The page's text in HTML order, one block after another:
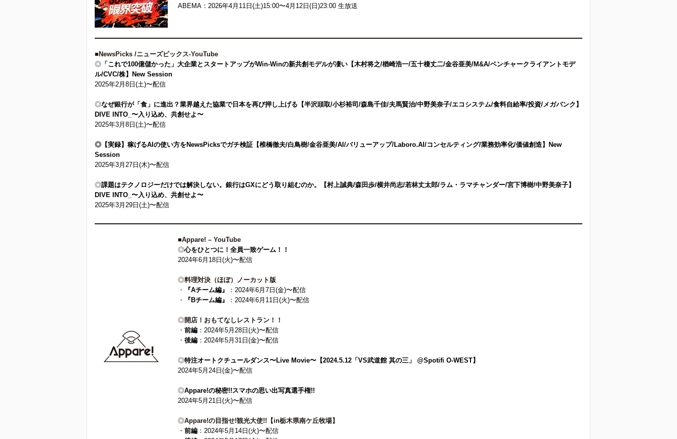
ABEMA：2026年4月11日(土)15:00〜4月12日(日)23:00 生放送
■ NewsPicks /ニューズピックス-YouTube
◎ 「これで100億儲かった」大企業とスタートアップがWin-Winの新共創モデルが凄い【木村将之/楢崎浩一/五十棲丈二/金谷亜美/M&A/ベンチャークライアントモデ
ル/CVC/株】New Session
2025年2月8日(土)〜配信
◎なぜ銀行が「食」に進出？業界越えた協業で日本を再び押し上げる【半沢頭取/小杉裕司/森島千佳/夫馬賢治/中野美奈子/エコシステム/食料自給率/投資/メガバンク】
DIVE INTO_〜入り込め、共創せよ〜
2025年3月8日(土)〜配信
◎ 【実録】稼げるAIの使い方をNewsPicksでガチ検証【椎橋徹夫/白鳥樹/金谷亜美/AI/バリューアップ/Laboro.AI/コンセルティング/業務効率化/価値創造】New
Session
2025年3月27日(木)〜配信
◎課題はテクノロジーだけでは解決しない。銀⾏はGXにどう取り組むのか。【村上誠典/森田歩/横井尚志/若林丈太郎/ラム・ラマチャンダー/宮下博樹/中野美奈子】
DIVE INTO_〜入り込め、共創せよ〜
2025年3月29日(土)〜配信
■Appare! – YouTube
◎心をひとつに！全員一致ゲーム！！
2024年6月18日(火)〜配信
◎料理対決（ほぼ）ノーカット版
・
『Aチーム編』
：2024年6月7日(金)〜配信
・
『Bチーム編』 ：2024年6月11日(火)〜配信
◎開店！おもてなしレストラン！！
・前編 ：2024年5月28日(火)〜配信
・後編 ：2024年5月31日(金)〜配信
◎特注オートクチュールダンス〜Live Movie〜【2024.5.12「VS武道館 其の三」 @Spotifi O-WEST】
2024年5月24日(金)〜配信
◎Appare!の秘密!!スマホの思い出写真選手権!!
2024年5月21日(火)〜配信
◎Appare!の目指せ!観光大使!!【in栃木県南ケ丘牧場】
・前編 ：2024年5月14日(火)〜配信